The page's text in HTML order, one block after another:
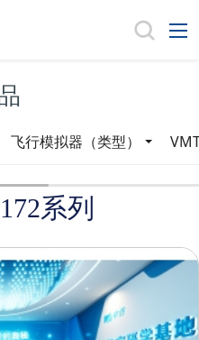
飞行模拟器（类型）
系列